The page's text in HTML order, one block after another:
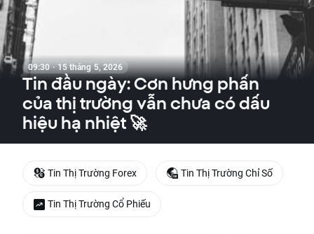
09:30 · 15 tháng 5, 2026
Tin đầu ngày: Cơn hưng phấn
của thị trường vẫn chưa có dấu
hiệu hạ nhiệt 🚀
Tin Thị Trường Forex Tin Thị Trường Chỉ Số
Tin Thị Trường Cổ Phiếu